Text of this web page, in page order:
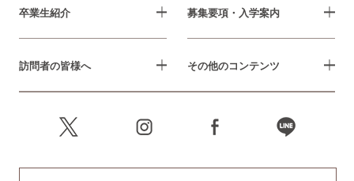
卒業生紹介 募集要項・入学案内
訪問者の皆様へ その他のコンテンツ